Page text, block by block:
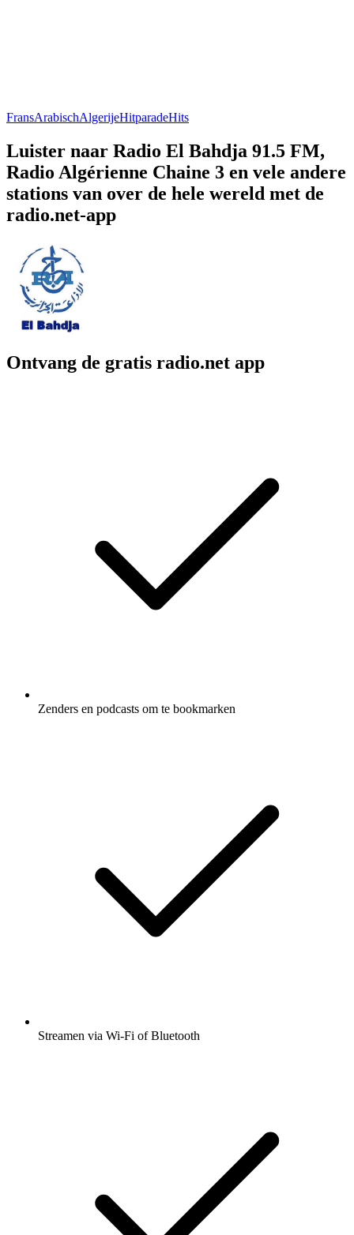
FransArabischAlgerijeHitparadeHits
Luister naar Radio El Bahdja 91.5 FM,
Radio Algérienne Chaine 3 en vele andere
stations van over de hele wereld met de
radio.net-app
Ontvang de gratis radio.net app
Zenders en podcasts om te bookmarken
Streamen via Wi-Fi of Bluetooth